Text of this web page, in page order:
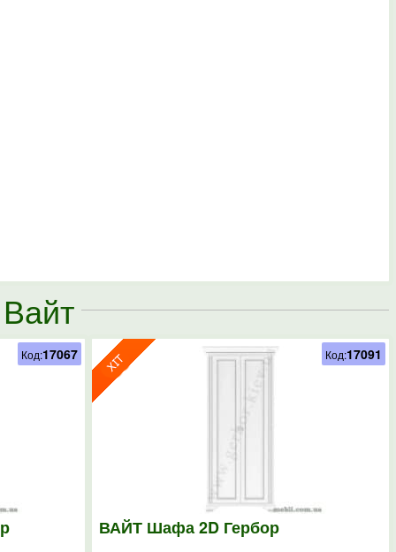
Код:17067
ВАЙТ Шафа 2D Гербор
Код:17091